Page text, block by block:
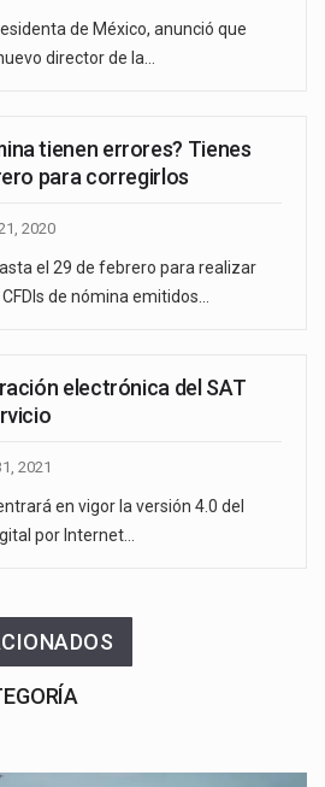
de México, anunció que
director de la…
tienen errores? Tienes
para corregirlos
2020
el 29 de febrero para realizar
de nómina emitidos…
electrónica del SAT
2021
en vigor la versión 4.0 del
por Internet…